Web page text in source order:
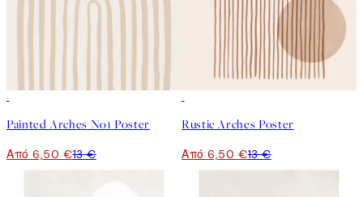
Painted Arches No1 Poster
Από 6,50 €13 €
Rustic Arches Poster
Από 6,50 €13 €